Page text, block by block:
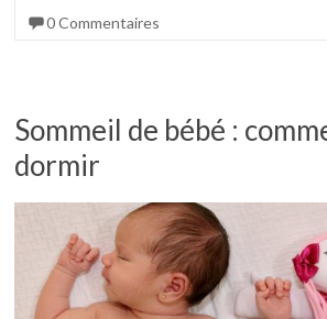
0 Commentaires
Sommeil de bébé :
dormir